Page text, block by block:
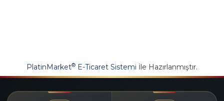
PlatinMarket® E-Ticaret Sistemi İle Hazırlanmıştır.